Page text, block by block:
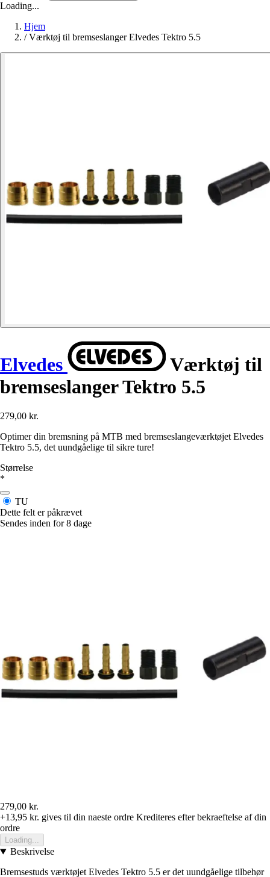
Loading...
Hjem
/ Værktøj til bremseslanger Elvedes Tektro 5.5
Elvedes
Værktøj til
bremseslanger Tektro 5.5
279,00 kr.
Optimer din bremsning på MTB med bremseslangeværktøjet Elvedes
Tektro 5.5, det uundgåelige til sikre ture!
Størrelse
*
TU
Dette felt er påkrævet
Sendes inden for 8 dage
279,00 kr.
+13,95 kr. gives til din naeste ordre Krediteres efter bekraeftelse af din
ordre
Loading...
Beskrivelse
Bremsestuds værktøjet Elvedes Tektro 5.5 er det uundgåelige tilbehør